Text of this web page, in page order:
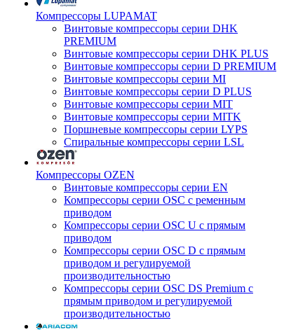
Компрессоры LUPAMAT
Винтовые компрессоры серии DHK
PREMIUM
Винтовые компрессоры серии DHK PLUS
Винтовые компрессоры серии D PREMIUM
Винтовые компрессоры серии MI
Винтовые компрессоры серии D PLUS
Винтовые компрессоры серии MIT
Винтовые компрессоры серии MITK
Поршневые компрессоры серии LYPS
Спиральные компрессоры серии LSL
Компрессоры OZEN
Винтовые компрессоры серии EN
Компрессоры серии OSC с ременным
приводом
Компрессоры серии OSC U с прямым
приводом
Компрессоры серии OSC D с прямым
приводом и регулируемой
производительностью
Компрессоры серии OSC DS Premium с
прямым приводом и регулируемой
производительностью